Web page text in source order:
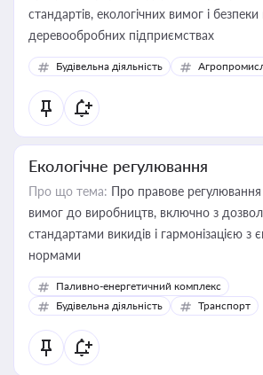
стандартів, екологічних вимог і безпеки
деревообробних підприємствах
Будівельна діяльність
Екологічне регулювання
Про що тема: Про правове регулювання
вимог до виробництв, включно з
стандартами викидів і гармонізацією з
нормами
Паливно-енергетичний комплекс
Будівельна діяльність
Транспорт